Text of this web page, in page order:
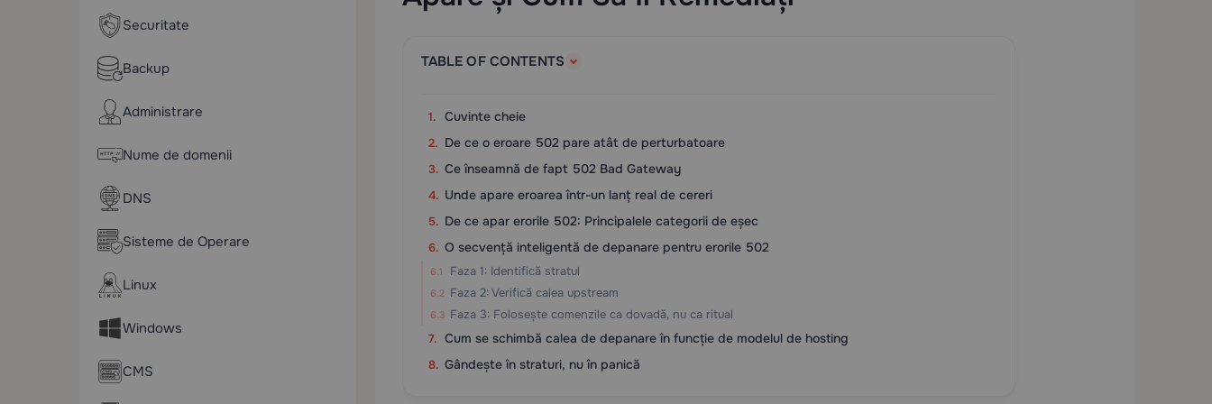
Securitate
Backup
Administrare
Nume de domenii
DNS
Sisteme de Operare
Linux
Windows
CMS
TABLE OF CONTENTS
Cuvinte cheie
De ce o eroare 502 pare atât de perturbatoare
Ce înseamnă de fapt 502 Bad Gateway
Unde apare eroarea într-un lanț real de cereri
De ce apar erorile 502: Principalele categorii de eșec
O secvență inteligentă de depanare pentru erorile 502
Faza 1: Identifică stratul
Faza 2: Verifică calea upstream
Faza 3: Folosește comenzile ca dovadă, nu ca ritual
Cum se schimbă calea de depanare în funcție de modelul de hosting
Gândește în straturi, nu în panică